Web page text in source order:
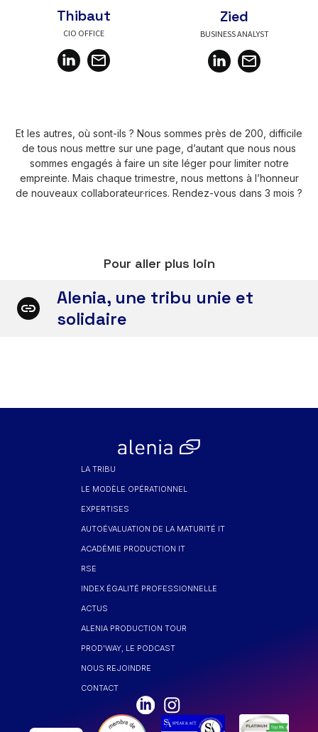
Thibaut
CIO OFFICE
Zied
BUSINESS ANALYST
Et les autres, où sont-ils ? Nous sommes près de 200, difficile
de tous nous mettre sur une page, d’autant que nous nous
sommes engagés à faire un site léger pour limiter notre
empreinte. Mais chaque trimestre, nous mettons à l’honneur
de nouveaux collaborateur·rices. Rendez-vous dans 3 mois ?
Pour aller plus loin
Alenia, une tribu unie et
solidaire
LA TRIBU
LE MODÈLE OPÉRATIONNEL
EXPERTISES
AUTOÉVALUATION DE LA MATURITÉ IT
ACADÉMIE PRODUCTION IT
RSE
INDEX ÉGALITÉ PROFESSIONNELLE
ACTUS
ALENIA PRODUCTION TOUR
PROD'WAY, LE PODCAST
NOUS REJOINDRE
CONTACT